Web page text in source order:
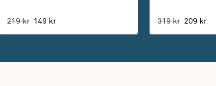
219 kr 149 kr 319 kr 209 kr